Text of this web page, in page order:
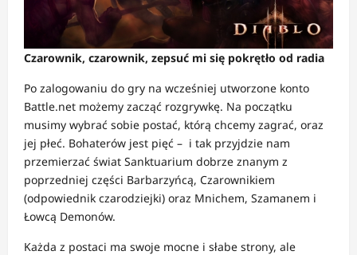
Czarownik, czarownik, zepsuć mi się pokrętło od radia
Po zalogowaniu do gry na wcześniej utworzone konto
Battle.net możemy zacząć rozgrywkę. Na początku
musimy wybrać sobie postać, którą chcemy zagrać, oraz
jej płeć. Bohaterów jest pięć – i tak przyjdzie nam
przemierzać świat Sanktuarium dobrze znanym z
poprzedniej części Barbarzyńcą, Czarownikiem
(odpowiednik czarodziejki) oraz Mnichem, Szamanem i
Łowcą Demonów.
Każda z postaci ma swoje mocne i słabe strony, ale